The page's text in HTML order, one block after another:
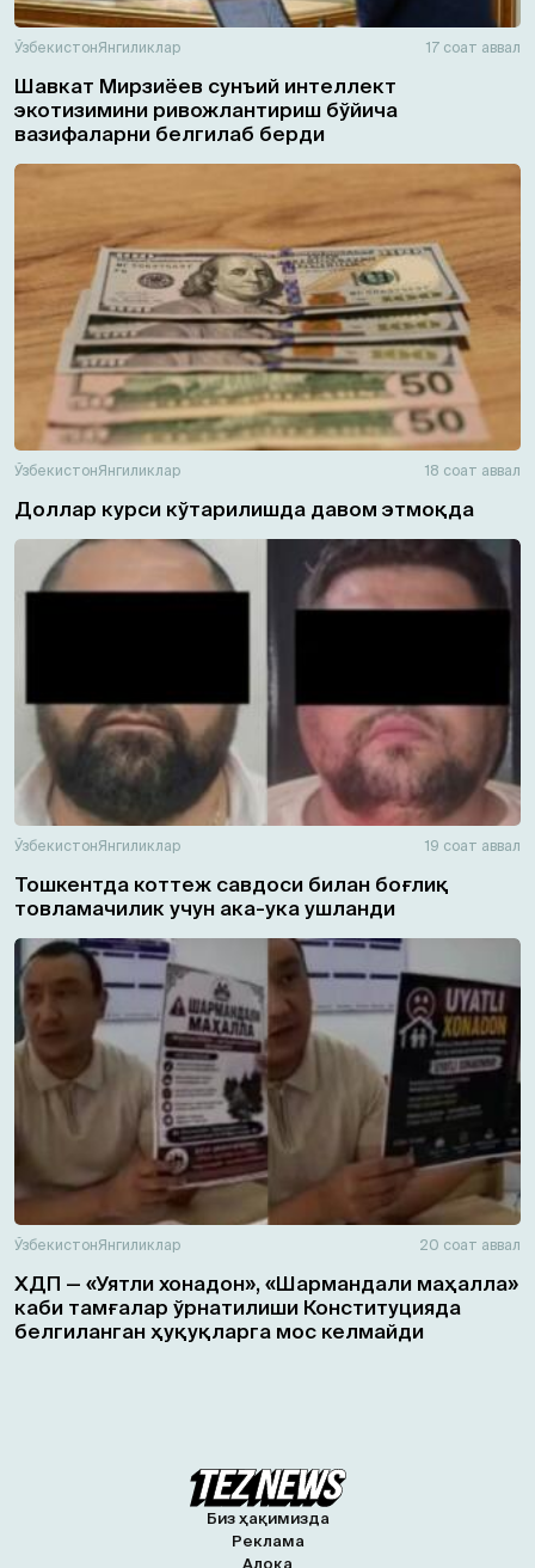
ЎзбекистонЯнгиликлар 17 соат аввал
Шавкат Мирзиёев сунъий интеллект
экотизимини ривожлантириш бўйича
вазифаларни белгилаб берди
ЎзбекистонЯнгиликлар 18 соат аввал
Доллар курси кўтарилишда давом этмоқда
ЎзбекистонЯнгиликлар 19 соат аввал
Тошкентда коттеж савдоси билан боғлиқ
товламачилик учун ака-ука ушланди
ЎзбекистонЯнгиликлар 20 соат аввал
ХДП — «Уятли хонадон», «Шармандали маҳалла»
каби тамғалар ўрнатилиши Конституцияда
белгиланган ҳуқуқларга мос келмайди
Биз ҳақимизда
Реклама
Алоқа